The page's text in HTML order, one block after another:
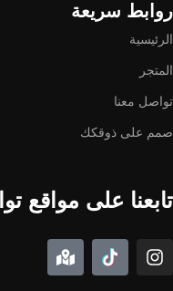
روابط سريعة
الرئيسية
المتجر
تواصل معنا
صمم على ذوقكك
تابعنا على مواقع